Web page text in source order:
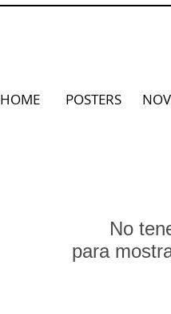
HOME POSTERS
No
para